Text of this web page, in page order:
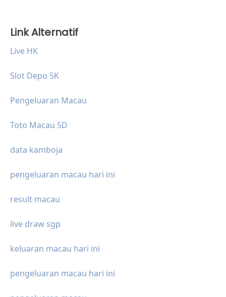
Link Alternatif
Live HK
Slot Depo 5K
Pengeluaran Macau
Toto Macau 5D
data kamboja
pengeluaran macau hari ini
result macau
live draw sgp
keluaran macau hari ini
pengeluaran macau hari ini